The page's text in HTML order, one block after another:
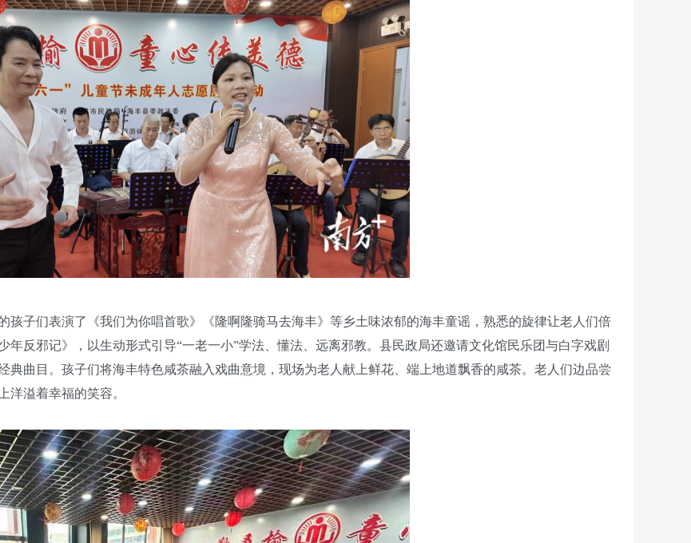
孩子们表演了《我们为你唱首歌》《隆啊隆骑马去海丰》等乡土味浓郁的海丰童谣，熟悉的旋律让老人们倍
反邪记》，以生动形式引导“一老一小”学法、懂法、远离邪教。县民政局还邀请文化馆民乐团与白字戏剧
典曲目。孩子们将海丰特色咸茶融入戏曲意境，现场为老人献上鲜花、端上地道飘香的咸茶。老人们边品尝
洋溢着幸福的笑容。